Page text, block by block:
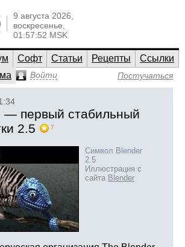
9 августа 2026,
воскресенье,
01:57:52 MSK
Софт Статьи Рецепты
Ссылки
Войти Постучаться
— первый стабильный
2.5
7
Символ Blender
2.5
Иллюстрация с
сайта Blender